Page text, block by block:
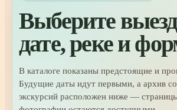
Выберите
дате, реке и
В каталоге показаны предстоящие и
Будущие даты идут первыми, а архив
экскурсий расположен ниже —